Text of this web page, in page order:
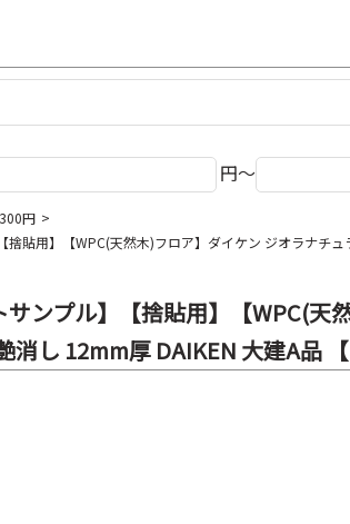
円～
円
捨貼用】【WPC(天然木)フロア】ダイケン ジオラナチ
サンプル】【捨貼用】【WPC(
消し 12mm厚 DAIKEN 大建A品